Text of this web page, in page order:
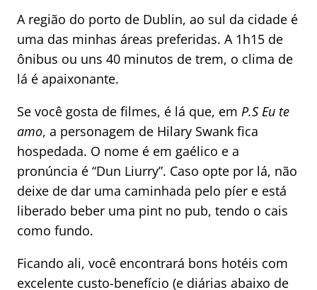
A região do porto de Dublin, ao sul da cidade é
uma das minhas áreas preferidas. A 1h15 de
ônibus ou uns 40 minutos de trem, o clima de
lá é apaixonante.
Se você gosta de filmes, é lá que, em P.S Eu te
amo, a personagem de Hilary Swank fica
hospedada. O nome é em gaélico e a
pronúncia é “Dun Liurry”. Caso opte por lá, não
deixe de dar uma caminhada pelo píer e está
liberado beber uma pint no pub, tendo o cais
como fundo.
Ficando ali, você encontrará bons hotéis com
excelente custo-benefício (e diárias abaixo de